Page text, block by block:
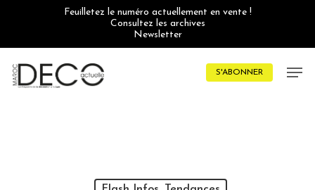
Feuilletez le numéro actuellement en vente !
Consultez les archives
Newsletter
S'ABONNER